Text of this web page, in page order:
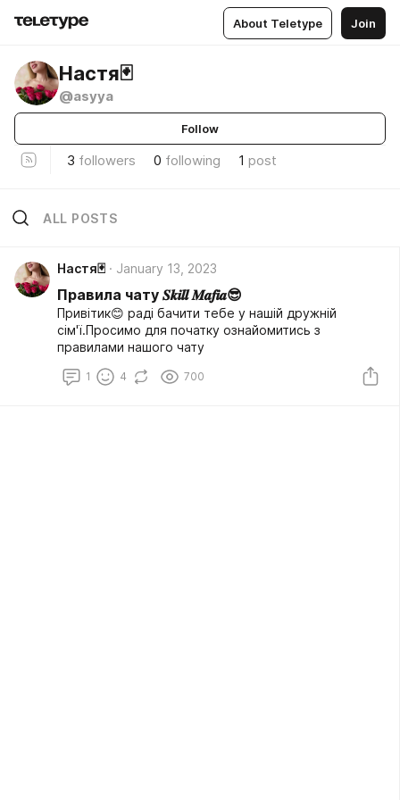
About Teletype Join
Настя🃏
@asyya
Follow
3 followers 0 following 1 post
ALL POSTS
Настя🃏 January 13, 2023
Правила чату 𝑺𝒌𝒊𝒍𝒍 𝑴𝒂𝒇𝒊𝒂😎
Привітик😊 раді бачити тебе у нашій дружній
сім'ї.Просимо для початку ознайомитись з
правилами нашого чату
1 4 700